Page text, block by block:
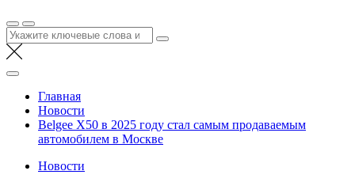
Найти:
Главная
Новости
Belgee X50 в 2025 году стал самым продаваемым
автомобилем в Москве
Новости